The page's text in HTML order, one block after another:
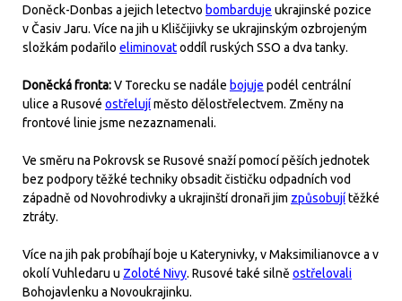
Doněck-Donbas a jejich letectvo bombarduje ukrajinské pozice
v Časiv Jaru. Více na jih u Kliščijivky se ukrajinským ozbrojeným
složkám podařilo eliminovatoddíl ruských SSO a dva tanky.
Doněcká fronta:V Torecku se nadále bojuje podél centrální
ulice a Rusové ostřelujíměsto dělostřelectvem. Změny na
frontové linie jsme nezaznamenali.
Ve směru na Pokrovsk se Rusové snaží pomocí pěších jednotek
bez podpory těžké techniky obsadit čističku odpadních vod
západně od Novohrodivky a ukrajinští dronaři jim způsobujítěžké
ztráty.
Více na jih pak probíhají boje u Katerynivky, v Maksimilianovce a v
okolí Vuhledaru u Zoloté Nivy. Rusové také silně ostřelovali
Bohojavlenku a Novoukrajinku.